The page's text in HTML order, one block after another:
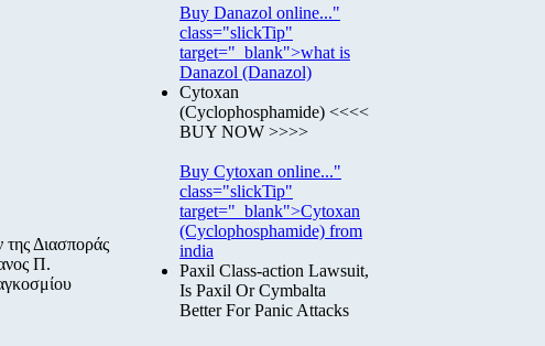
Διασποράς
Π.
Buy Danazol online..."
class="slickTip"
target="_blank">what is
Danazol (Danazol)
Cytoxan
(Cyclophosphamide) <<<<
BUY NOW >>>>
Buy Cytoxan online..."
class="slickTip"
target="_blank">Cytoxan
(Cyclophosphamide) from
india
Paxil Class-action Lawsuit,
Is Paxil Or Cymbalta
Better For Panic Attacks